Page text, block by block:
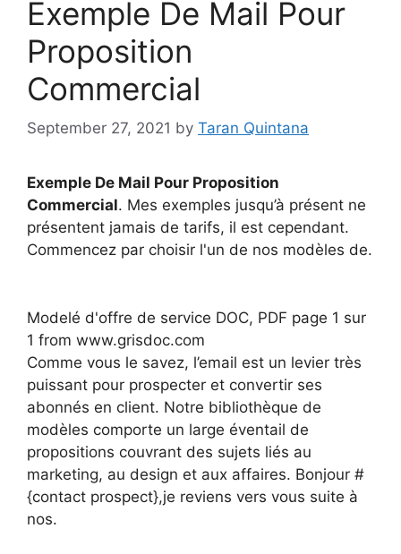
Exemple De Mail Pour
Proposition
Commercial
September 27, 2021 by Taran Quintana
Exemple De Mail Pour Proposition
Commercial. Mes exemples jusqu’à présent ne
présentent jamais de tarifs, il est cependant.
Commencez par choisir l'un de nos modèles de.
Modelé d'offre de service DOC, PDF page 1 sur
1 from www.grisdoc.com
Comme vous le savez, l’email est un levier très
puissant pour prospecter et convertir ses
abonnés en client. Notre bibliothèque de
modèles comporte un large éventail de
propositions couvrant des sujets liés au
marketing, au design et aux affaires. Bonjour #
{contact prospect},je reviens vers vous suite à
nos.